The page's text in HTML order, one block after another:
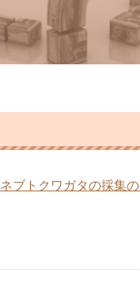
ネブトクワガタの採集